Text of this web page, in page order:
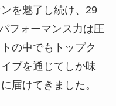
を魅了し続け、29
フォーマンス力は圧
の中でもトップク
ブを通じてしか味
届けてきました。